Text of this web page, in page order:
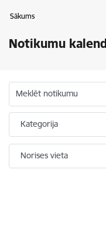
Sākums
Notikumu
Meklēt notikumu
Kategorija
Norises vieta